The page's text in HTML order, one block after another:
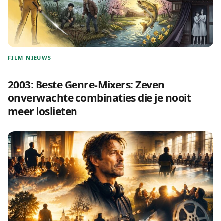
FILM NIEUWS
2003: Beste Genre-Mixers: Zeven
onverwachte combinaties die je nooit
meer loslieten